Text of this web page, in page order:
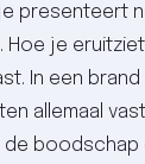
presenteert
Hoe je
In een
allemaal
boodschap